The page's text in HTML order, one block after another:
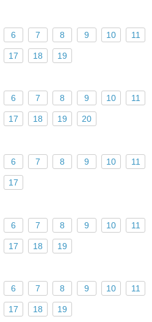
6 7 8 9 10 11
17 18 19
6 7 8 9 10 11
17 18 19 20
6 7 8 9 10 11
17
6 7 8 9 10 11
17 18 19
6 7 8 9 10 11
17 18 19